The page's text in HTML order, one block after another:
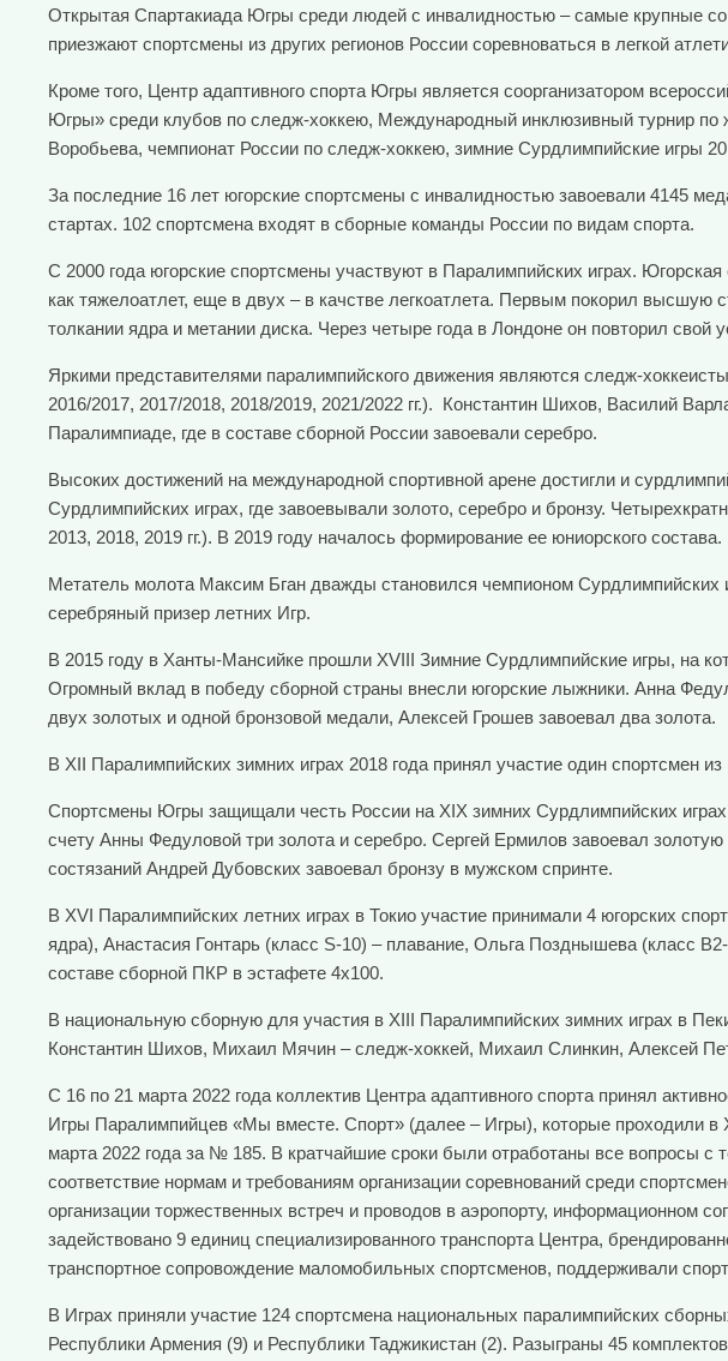
Открытая Спартакиада Югры среди людей с инвалидностью – самые крупные
приезжают спортсмены из других регионов России соревноваться в легкой
Кроме того, Центр адаптивного спорта Югры является соорганизатором
Югры» среди клубов по следж-хоккею, Международный инклюзивный турнир
Воробьева, чемпионат России по следж-хоккею, зимние Сурдлимпийские игры
За последние 16 лет югорские спортсмены с инвалидностью завоевали 4145
стартах. 102 спортсмена входят в сборные команды России по видам спорта.
С 2000 года югорские спортсмены участвуют в Паралимпийских играх.
как тяжелоатлет, еще в двух – в качстве легкоатлета. Первым покорил
толкании ядра и метании диска. Через четыре года в Лондоне он повторил свой
Яркими представителями паралимпийского движения являются следж-
2016/2017, 2017/2018, 2018/2019, 2021/2022 гг.). Константин Шихов, Василий
Паралимпиаде, где в составе сборной России завоевали серебро.
Высоких достижений на международной спортивной арене достигли и
Сурдлимпийских играх, где завоевывали золото, серебро и бронзу.
2013, 2018, 2019 гг.). В 2019 году началось формирование ее юниорского
Метатель молота Максим Бган дважды становился чемпионом
серебряный призер летних Игр.
В 2015 году в Ханты-Мансийке прошли XVIII Зимние Сурдлимпийские игры, на
Огромный вклад в победу сборной страны внесли югорские лыжники. Анна
двух золотых и одной бронзовой медали, Алексей Грошев завоевал два золота.
В XII Паралимпийских зимних играх 2018 года принял участие один
Спортсмены Югры защищали честь России на XIX зимних Сурдлимпийских
счету Анны Федуловой три золота и серебро. Сергей Ермилов завоевал
состязаний Андрей Дубовских завоевал бронзу в мужском спринте.
В XVI Паралимпийских летних играх в Токио участие принимали 4 югорских
ядра), Анастасия Гонтарь (класс S-10) – плавание, Ольга Позднышева (класс
составе сборной ПКР в эстафете 4х100.
В национальную сборную для участия в XIII Паралимпийских зимних играх в
Константин Шихов, Михаил Мячин – следж-хоккей, Михаил Слинкин, Алексей
С 16 по 21 марта 2022 года коллектив Центра адаптивного спорта принял
Игры Паралимпийцев «Мы вместе. Спорт» (далее – Игры), которые проходили в
марта 2022 года за № 185. В кратчайшие сроки были отработаны все вопросы с
соответствие нормам и требованиям организации соревнований среди
организации торжественных встреч и проводов в аэропорту, информационном
задействовано 9 единиц специализированного транспорта Центра,
транспортное сопровождение маломобильных спортсменов, поддерживали
В Играх приняли участие 124 спортсмена национальных паралимпийских
Республики Армения (9) и Республики Таджикистан (2). Разыграны 45